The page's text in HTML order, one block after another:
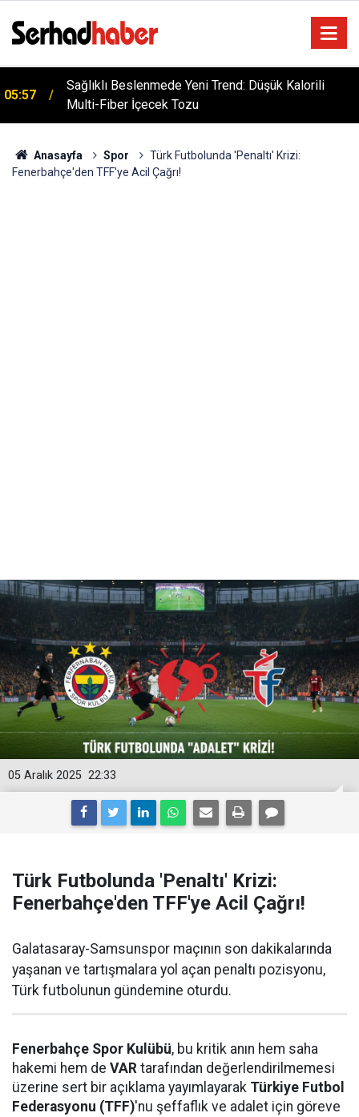
05:57
Sağlıklı Beslenmede Yeni Trend: Düşük Kalorili
Multi-Fiber İçecek Tozu
Anasayfa Spor
Türk Futbolunda 'Penaltı' Krizi:
Fenerbahçe'den TFF'ye Acil Çağrı!
22:33
05 Aralık 2025
Türk Futbolunda 'Penaltı' Krizi:
Fenerbahçe'den TFF'ye Acil Çağrı!
Galatasaray-Samsunspor maçının son dakikalarında
yaşanan ve tartışmalara yol açan penaltı pozisyonu,
Türk futbolunun gündemine oturdu.
Fenerbahçe Spor Kulübü, bu kritik anın hem saha
hakemi hem de VAR tarafından değerlendirilmemesi
üzerine sert bir açıklama yayımlayarak Türkiye Futbol
Federasyonu (TFF)'nu şeffaflık ve adalet için göreve